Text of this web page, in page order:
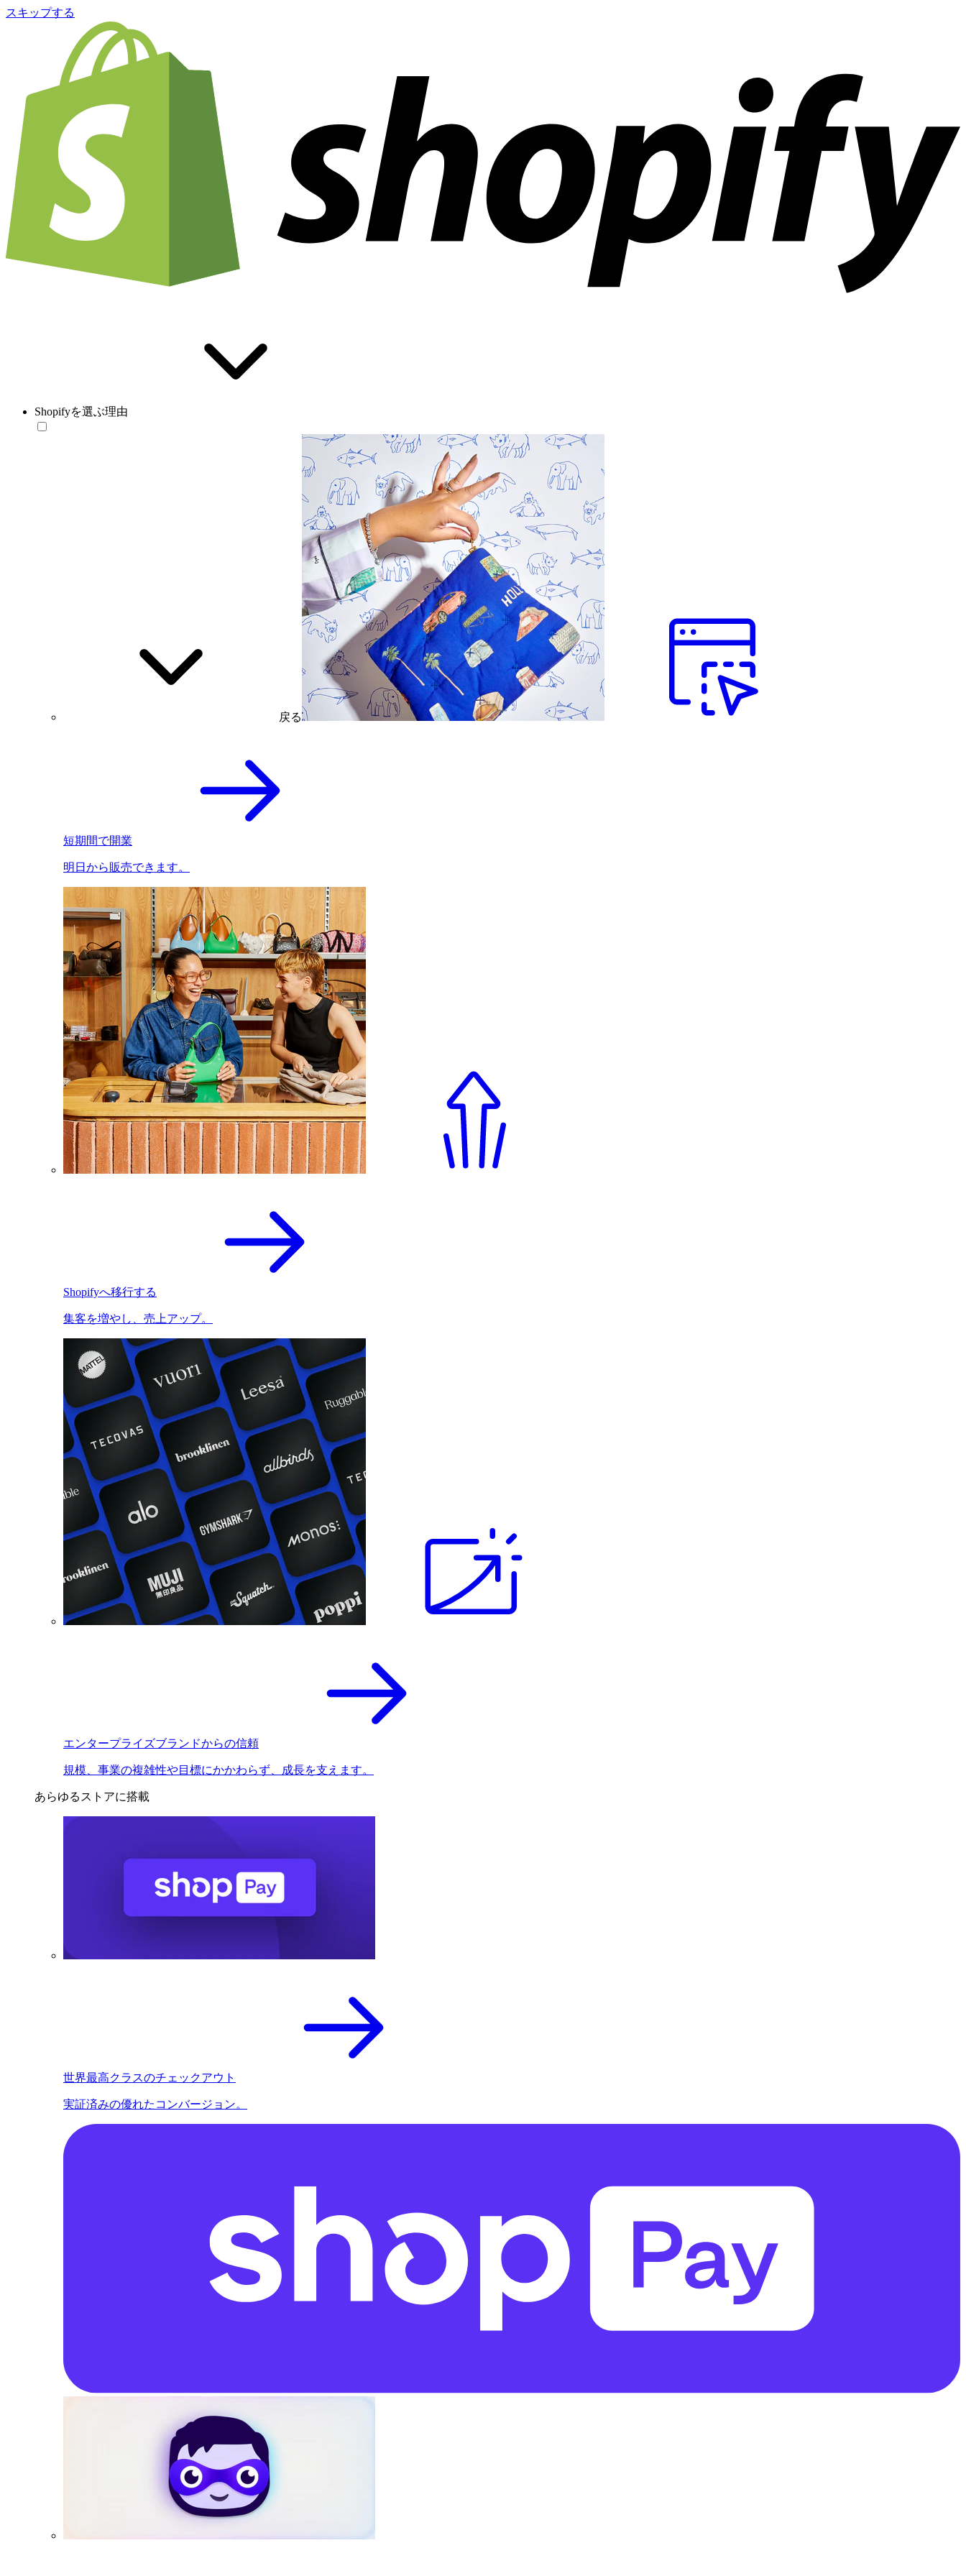
スキップする
Shopifyを選ぶ理由
戻る
短期間で開業
明日から販売できます。
Shopifyへ移行する
集客を増やし、売上アップ。
エンタープライズブランドからの信頼
規模、事業の複雑性や目標にかかわらず、成長を支えます。
あらゆるストアに搭載
世界最高クラスのチェックアウト
実証済みの優れたコンバージョン。